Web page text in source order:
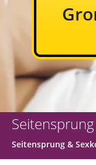
Seitensprung &